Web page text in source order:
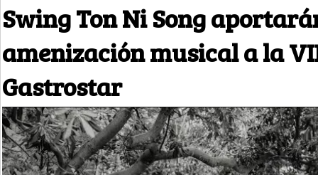
Swing Ton Ni Song
amenización musical a la
Gastrostar